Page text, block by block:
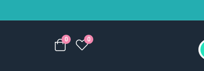
0
0